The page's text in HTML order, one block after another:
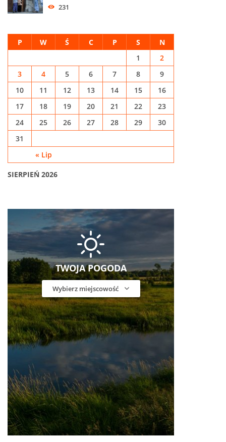
231
SIERPIEŃ 2026
P W Ś C P S N
« Lip
1
2
3
4 5 6 7 8
9
10
11 12 13 14 15
16
17
18 19 20 21 22
23
24
25 26 27 28 29
30
31
TWOJA POGODA
Wybierz miejscowość